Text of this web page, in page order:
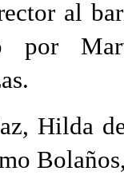
al
por
Hilda